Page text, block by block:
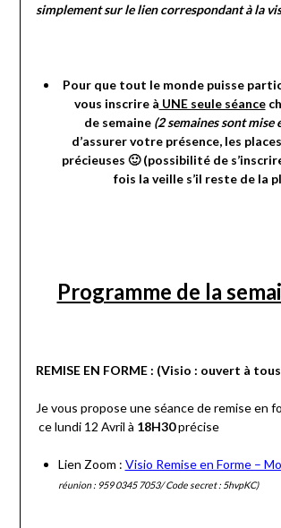
simplement sur le lien correspondant à la
Pour que tout le monde puisse
vous inscrire à UNE seule séance
de semaine (2 semaines sont mise
d’assurer votre présence, les
précieuses 🙂 (possibilité de
fois la veille s’il reste de la
Programme de la
REMISE EN FORME : (Visio : ouvert à
Je vous propose une séance de remise en
ce lundi 12 Avril à 18H30précise
Lien Zoom : Visio Remise en Forme –
réunion : 959 0345 7053/ Code secret : 5hvpKC)